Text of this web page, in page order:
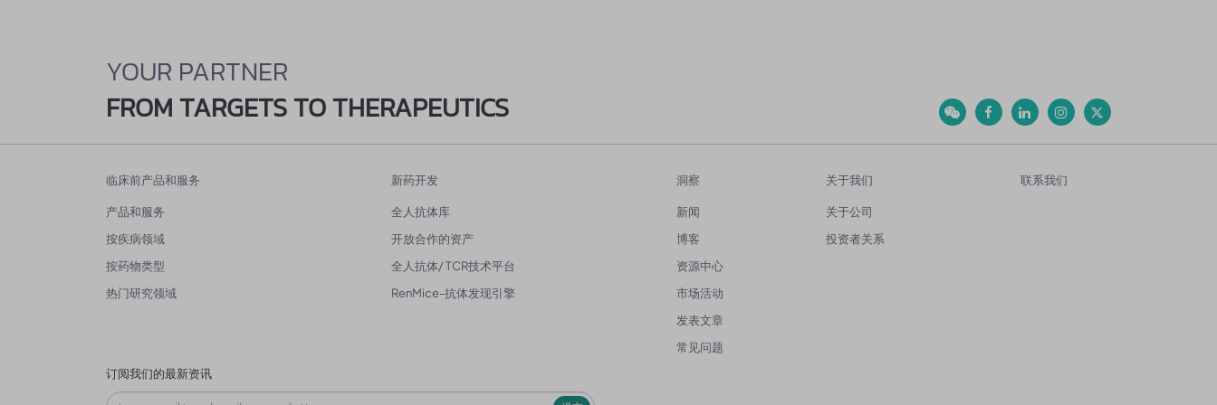
YOUR PARTNER
FROM TARGETS TO THERAPEUTICS
临床前产品和服务
产品和服务
按疾病领域
按药物类型
热门研究领域
新药开发
全人抗体库
开放合作的资产
全人抗体/ TCR技术平台
RenMice-抗体发现引擎
洞察
新闻
博客
资源中心
市场活动
发表文章
常见问题
关于我们
关于公司
投资者关系
联系我们
订阅我们的最新资讯